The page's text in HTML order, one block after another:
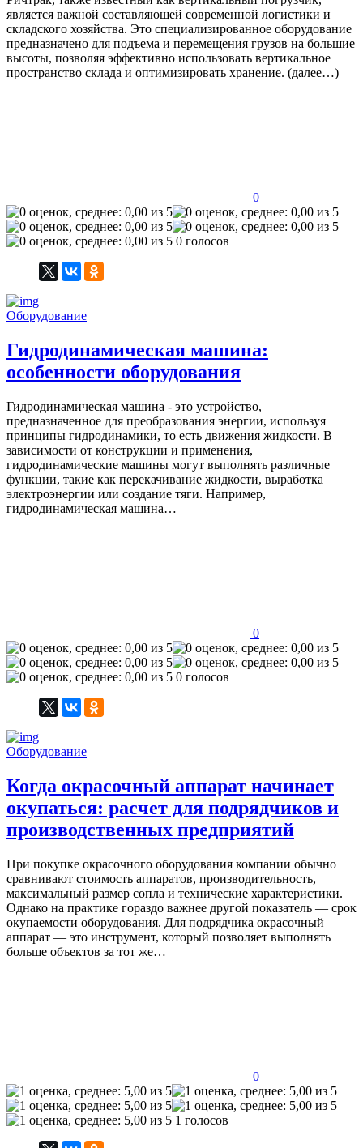
является важной составляющей современной логистики и
складского хозяйства. Это специализированное оборудование
предназначено для подъема и перемещения грузов на большие
высоты, позволяя эффективно использовать вертикальное
пространство склада и оптимизировать хранение. (далее…)
0
0 голосов
Оборудование
Гидродинамическая машина:
особенности оборудования
Гидродинамическая машина - это устройство,
предназначенное для преобразования энергии, используя
принципы гидродинамики, то есть движения жидкости. В
зависимости от конструкции и применения,
гидродинамические машины могут выполнять различные
функции, такие как перекачивание жидкости, выработка
электроэнергии или создание тяги. Например,
гидродинамическая машина…
0
0 голосов
Оборудование
Когда окрасочный аппарат начинает
окупаться: расчет для подрядчиков и
производственных предприятий
При покупке окрасочного оборудования компании обычно
сравнивают стоимость аппаратов, производительность,
максимальный размер сопла и технические характеристики.
Однако на практике гораздо важнее другой показатель — срок
окупаемости оборудования. Для подрядчика окрасочный
аппарат — это инструмент, который позволяет выполнять
больше объектов за тот же…
0
1 голосов